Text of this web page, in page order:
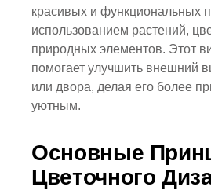
красивых и функциональных
использованием растений,
природных элементов. Этот
помогает улучшить внешний
или двора, делая его более
уютным.
Основные
Цветочного